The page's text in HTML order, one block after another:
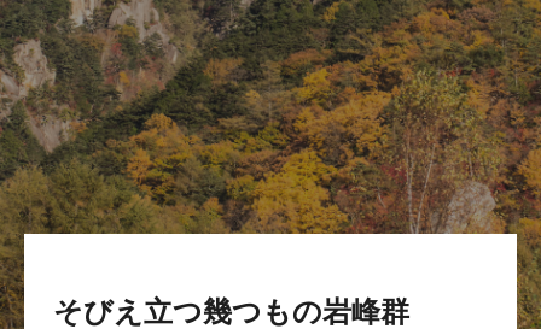
そびえ立つ幾つもの岩峰群